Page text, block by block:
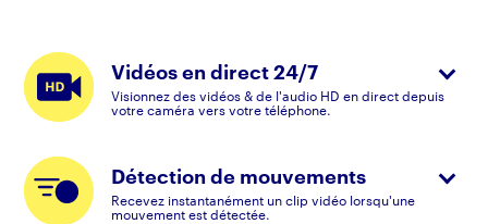
Vidéos en direct 24/7
Visionnez des vidéos & de l'audio HD en direct depuis
votre caméra vers votre téléphone.
Détection de mouvements
Recevez instantanément un clip vidéo lorsqu'une
mouvement est détectée.